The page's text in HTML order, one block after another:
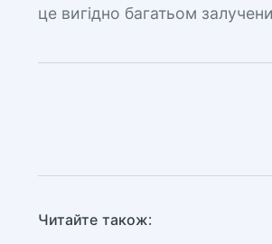
це вигідно багатьом
Читайте також: